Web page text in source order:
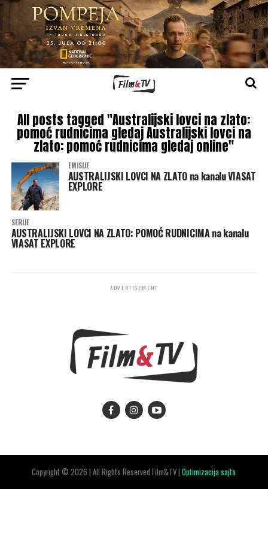
All posts tagged "Australijski lovci na zlato:
pomoć rudnicima gledaj Australijski lovci na
zlato: pomoć rudnicima gledaj online"
EMISIJE
AUSTRALIJSKI LOVCI NA ZLATO na kanalu VIASAT
EXPLORE
SERIJE
AUSTRALIJSKI LOVCI NA ZLATO: POMOĆ RUDNICIMA na kanalu
VIASAT EXPLORE
ADVERTISEMENT
Copyright © 2026 | All Rights Reserved Film&TV |Optimizacija sajta